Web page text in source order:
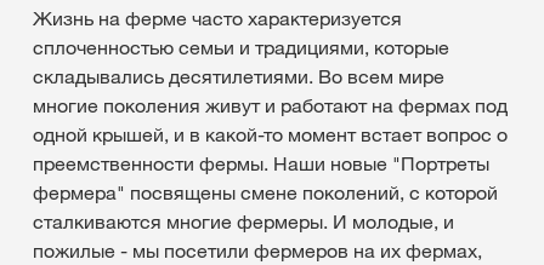
Жизнь на ферме часто характеризуется
сплоченностью семьи и традициями, которые
складывались десятилетиями. Во всем мире
многие поколения живут и работают на фермах под
одной крышей, и в какой-то момент встает вопрос о
преемственности фермы. Наши новые "Портреты
фермера" посвящены смене поколений, с которой
сталкиваются многие фермеры. И молодые, и
пожилые - мы посетили фермеров на их фермах,